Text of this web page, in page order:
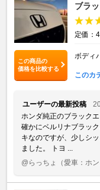
この商品の
価格を比較する
ブラ
定価：
ボディ
このカ
ユーザーの最新投稿
ホンダ純正のブラック
確かにベルリナブラッ
キなのですが、少しシ
ました。 トヨ ...
@らっちょ
（愛車：ホ